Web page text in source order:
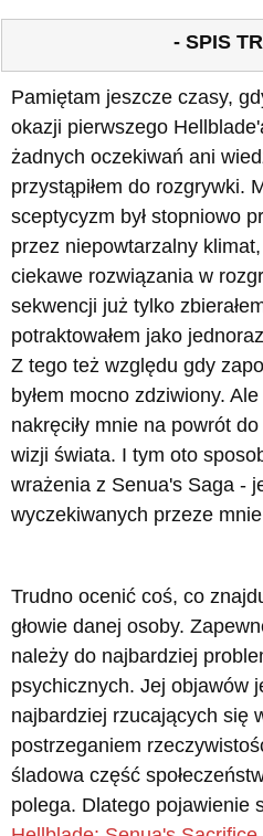
- SPIS
Pamiętam jeszcze czasy,
okazji pierwszego
żadnych oczekiwań ani
przystąpiłem do rozgrywki.
sceptycyzm był stopniowo
przez niepowtarzalny
ciekawe rozwiązania w
sekwencji już tylko
potraktowałem jako
Z tego też względu gdy
byłem mocno zdziwiony.
nakręciły mnie na powrót
wizji świata. I tym oto
wrażenia z Senua's Saga -
wyczekiwanych przeze
Trudno ocenić coś, co
głowie danej osoby.
należy do najbardziej
psychicznych. Jej objawów
najbardziej rzucających się
postrzeganiem
śladowa część
polega. Dlatego pojawienie